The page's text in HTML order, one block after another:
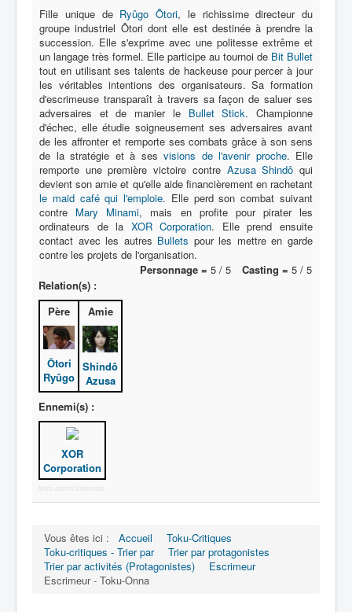
Monstre
Autre
Animal
Race
Archétype
[]
Nom
Catégorie
Motif
Fille unique de Ryûgo Ôtori, le richissime directeur du
groupe industriel Ôtori dont elle est destinée à prendre la
succession. Elle s'exprime avec une politesse extrême et
un langage très formel. Elle participe au tournoi de Bit Bullet
tout en utilisant ses talents de hackeuse pour percer à jour
les véritables intentions des organisateurs. Sa formation
d'escrimeuse transparaît à travers sa façon de saluer ses
adversaires et de manier le Bullet Stick. Championne
d'échec, elle étudie soigneusement ses adversaires avant
de les affronter et remporte ses combats grâce à son sens
de la stratégie et à ses visions de l'avenir proche. Elle
remporte une première victoire contre Azusa Shindô qui
devient son amie et qu'elle aide financièrement en rachetant
le maid café qui l'emploie. Elle perd son combat suivant
contre Mary Minami, mais en profite pour pirater les
ordinateurs de la XOR Corporation. Elle prend ensuite
contact avec les autres Bullets pour les mettre en garde
contre les projets de l'organisation.
Personnage = 5 / 5 Casting = 5 / 5
Relation(s) :
Père
Ôtori
Ryûgo
Amie
Shindô
Azusa
Ennemi(s) :
XOR
Corporation
More Joomla Extensions
Vous êtes ici : Accueil
Toku-Critiques
Toku-critiques - Trier par
Trier par protagonistes
Trier par activités (Protagonistes)
Escrimeur
Escrimeur - Toku-Onna